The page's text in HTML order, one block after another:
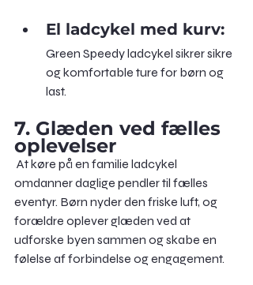
El ladcykel med kurv:
Green Speedy ladcykel sikrer sikre
og komfortable ture for børn og
last.
7. Glæden ved fælles
oplevelser
omdanner daglige pendler til fælles
eventyr. Børn nyder den friske luft, og
forældre oplever glæden ved at
udforske byen sammen og skabe en
følelse af forbindelse og engagement.